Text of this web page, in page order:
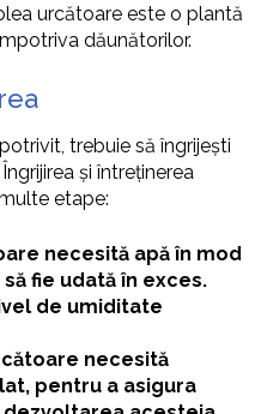
urcătoare este o plantă
dăunătorilor.
trebuie să îngrijești
și întreținerea
etape:
necesită apă în mod
fie udată în exces.
de umiditate
necesită
pentru a asigura